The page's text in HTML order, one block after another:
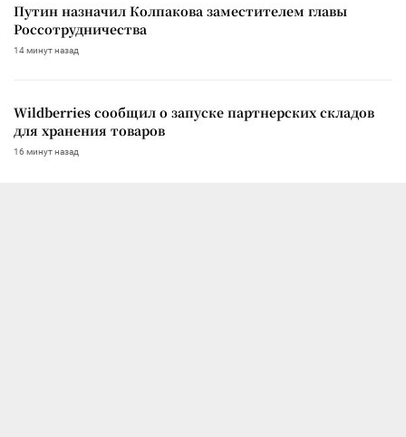
Путин назначил Колпакова заместителем главы
Россотрудничества
14 минут назад
Wildberries сообщил о запуске партнерских складов
для хранения товаров
16 минут назад